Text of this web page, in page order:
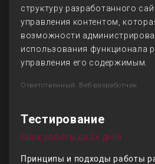
структуру разработанного
управления контентом,
возможности
использования функционала
управления его содержимым.
Ответственный: Веб-разработчик
Тестирование
Срок работы до 2х дней
Принципы и подходы работы